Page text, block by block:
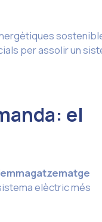
per assolir un
el
elèctric més